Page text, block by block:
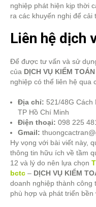
nghiệp phát hiện kịp thời
ra các khuyến nghị để cải
Liên hệ dịch
Để được tư vấn và sử
của DỊCH VỤ KIỂM
nghiệp có thể liên hệ qua
Địa chỉ: 521/48G Cách
TP Hồ Chí Minh
Điện thoại: 098 225
Gmail:
Hy vọng với bài viết này,
thông tin hữu ích về tầm
12 và lý do nên lựa chọn
bctc – DỊCH VỤ KIỂM
doanh nghiệp thành công
phù hợp và phát triển bền